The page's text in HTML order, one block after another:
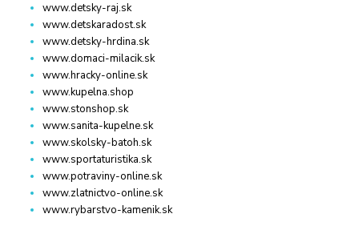
www.detsky-raj.sk
www.detskaradost.sk
www.detsky-hrdina.sk
www.domaci-milacik.sk
www.hracky-online.sk
www.kupelna.shop
www.stonshop.sk
www.sanita-kupelne.sk
www.skolsky-batoh.sk
www.sportaturistika.sk
www.potraviny-online.sk
www.zlatnictvo-online.sk
www.rybarstvo-kamenik.sk